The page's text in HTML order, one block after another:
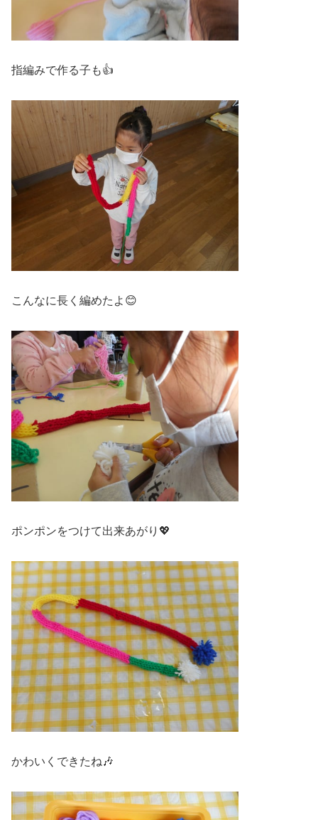
指編みで作る子も👍
こんなに長く編めたよ😊
ポンポンをつけて出来あがり💖
かわいくできたね🎶